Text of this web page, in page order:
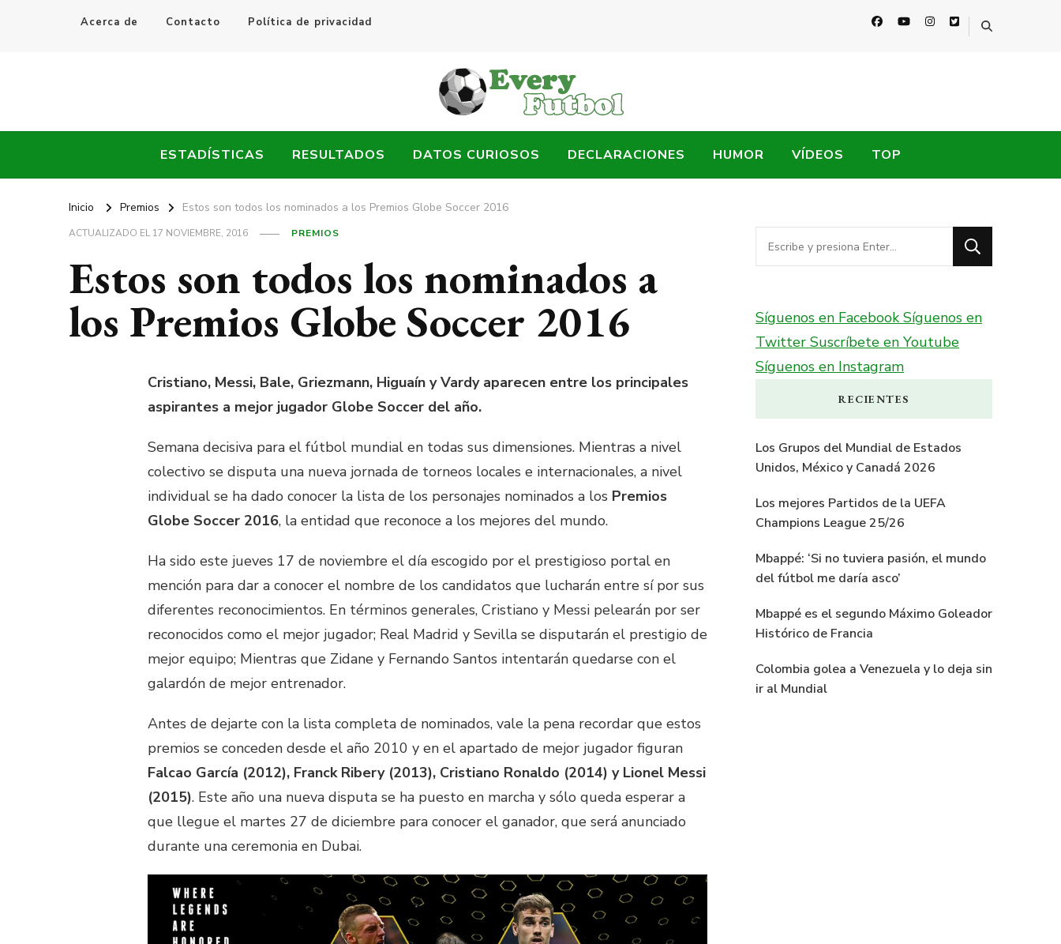
Acerca de Contacto Política de privacidad
Every Fútbol
ESTADÍSTICAS RESULTADOS DATOS CURIOSOS DECLARACIONES HUMOR VÍDEOS TOP
Inicio Premios Estos son todos los nominados a los Premios Globe Soccer 2016
ACTUALIZADO EL17 NOVIEMBRE, 2016 PREMIOS
Estos son todos los nominados a
los Premios Globe Soccer 2016
Cristiano, Messi, Bale, Griezmann, Higuaín y Vardy aparecen entre los principales
aspirantes a mejor jugador Globe Soccer del año.
Semana decisiva para el fútbol mundial en todas sus dimensiones. Mientras a nivel
colectivo se disputa una nueva jornada de torneos locales e internacionales, a nivel
individual se ha dado conocer la lista de los personajes nominados a los Premios
Globe Soccer 2016, la entidad que reconoce a los mejores del mundo.
Ha sido este jueves 17 de noviembre el día escogido por el prestigioso portal en
mención para dar a conocer el nombre de los candidatos que lucharán entre sí por sus
diferentes reconocimientos. En términos generales, Cristiano y Messi pelearán por ser
reconocidos como el mejor jugador; Real Madrid y Sevilla se disputarán el prestigio de
mejor equipo; Mientras que Zidane y Fernando Santos intentarán quedarse con el
galardón de mejor entrenador.
Antes de dejarte con la lista completa de nominados, vale la pena recordar que estos
premios se conceden desde el año 2010 y en el apartado de mejor jugador figuran
Falcao García (2012), Franck Ribery (2013), Cristiano Ronaldo (2014) y Lionel Messi
(2015). Este año una nueva disputa se ha puesto en marcha y sólo queda esperar a
que llegue el martes 27 de diciembre para conocer el ganador, que será anunciado
durante una ceremonia en Dubai.
¿Buscas
algo?
Síguenos en FacebookSíguenos en
Twitter Suscríbete en Youtube
Síguenos en Instagram
RECIENTES
Los Grupos del Mundial de Estados
Unidos, México y Canadá 2026
Los mejores Partidos de la UEFA
Champions League 25/26
Mbappé: ‘Si no tuviera pasión, el mundo
del fútbol me daría asco’
Mbappé es el segundo Máximo Goleador
Histórico de Francia
Colombia golea a Venezuela y lo deja sin
ir al Mundial